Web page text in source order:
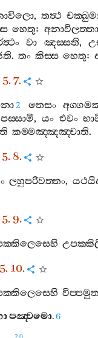
, තත්‍ථ
හෙතු: අනාවිලත‍්තා
වා ඤස‍්සති,
. තං කිස‍්ස හෙතු:
7.
2 තෙසං
, යං එවං
කම‍්මඤ‍්ඤඤ‍්චාති.
8.
ලහුපරිවත‍්තං,
9.
10.
පඤ‍්චමො.6